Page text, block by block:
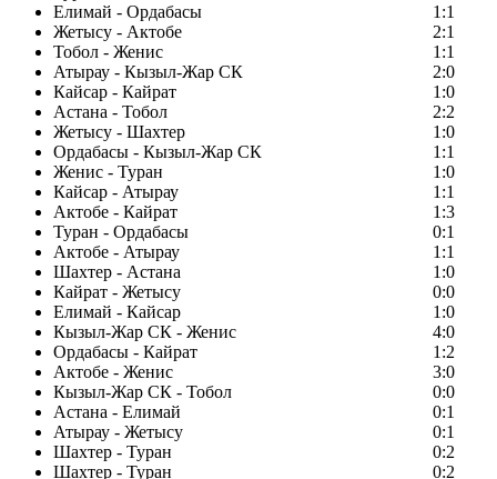
Елимай - Ордабасы
1:1
Жетысу - Актобе
2:1
Тобол - Женис
1:1
Атырау - Кызыл-Жар СК
2:0
Кайсар - Кайрат
1:0
Астана - Тобол
2:2
Жетысу - Шахтер
1:0
Ордабасы - Кызыл-Жар СК
1:1
Женис - Туран
1:0
Кайсар - Атырау
1:1
Актобе - Кайрат
1:3
Туран - Ордабасы
0:1
Актобе - Атырау
1:1
Шахтер - Астана
1:0
Кайрат - Жетысу
0:0
Елимай - Кайсар
1:0
Кызыл-Жар СК - Женис
4:0
Ордабасы - Кайрат
1:2
Актобе - Женис
3:0
Кызыл-Жар СК - Тобол
0:0
Астана - Елимай
0:1
Атырау - Жетысу
0:1
Шахтер - Туран
0:2
Шахтер - Туран
0:2